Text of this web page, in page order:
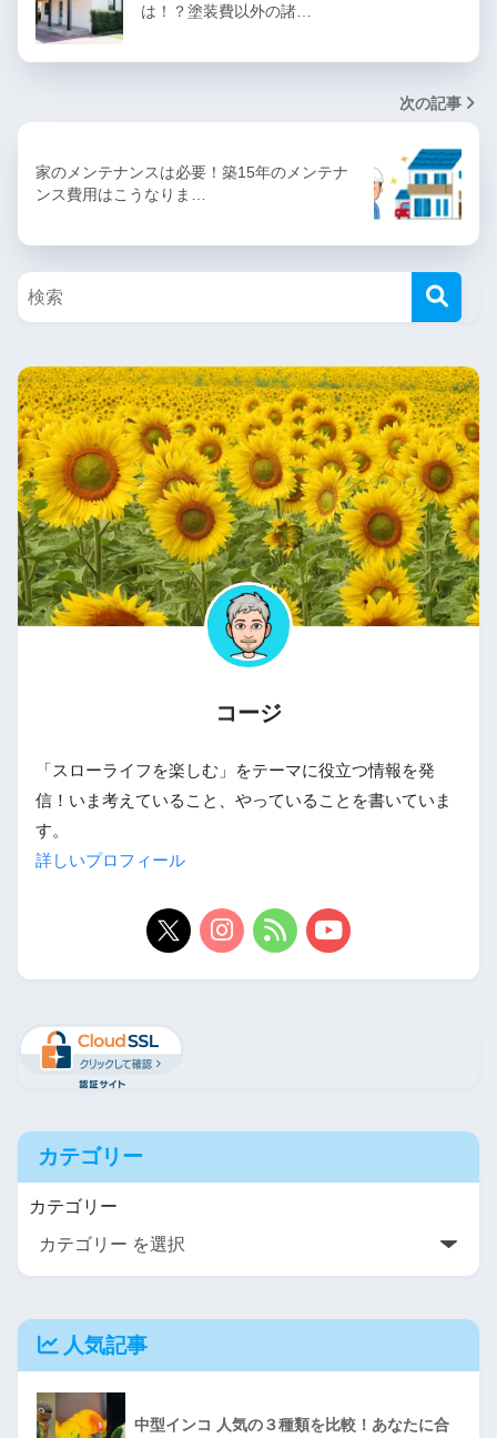
は！？塗装費以外の諸…
次の記事
家のメンテナンスは必要！築15年のメンテナ
ンス費用はこうなりま…
コージ
「スローライフを楽しむ」をテーマに役立つ情報を発
信！いま考えていること、やっていることを書いていま
す。
詳しいプロフィール
カテゴリー
カテゴリー
人気記事
中型インコ 人気の３種類を比較！あなたに合